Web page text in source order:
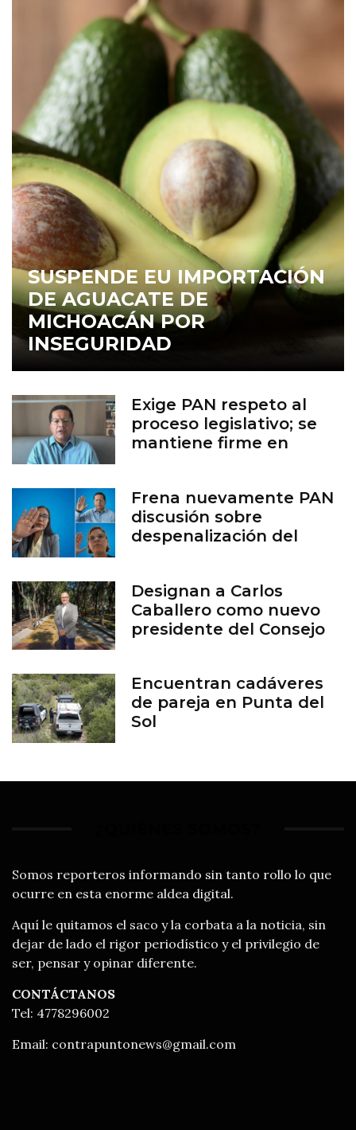
SUSPENDE EU IMPORTACIÓN
DE AGUACATE DE
MICHOACÁN POR
INSEGURIDAD
Exige PAN respeto al
proceso legislativo; se
mantiene firme en
Frena nuevamente PAN
discusión sobre
despenalización del
Designan a Carlos
Caballero como nuevo
presidente del Consejo
Encuentran cadáveres
de pareja en Punta del
Sol
Somos reporteros informando sin tanto rollo lo que
ocurre en esta enorme aldea digital.
Aquí le quitamos el saco y la corbata a la noticia, sin
dejar de lado el rigor periodístico y el privilegio de
ser, pensar y opinar diferente.
CONTÁCTANOS
Tel: 4778296002
Email: contrapuntonews@gmail.com